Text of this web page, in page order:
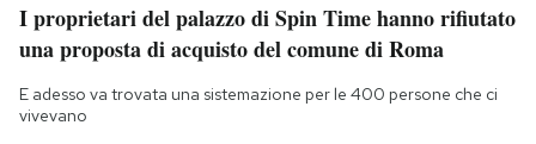
I proprietari del palazzo di Spin Time hanno rifiutato
una proposta di acquisto del comune di Roma
E adesso va trovata una sistemazione per le 400 persone che ci
vivevano